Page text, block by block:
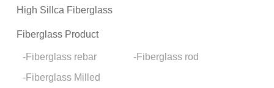
High Sillca Fiberglass
Fiberglass Product
Fiberglass rebar
Fiberglass rod
Fiberglass Milled